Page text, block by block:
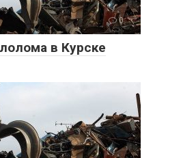
0
в Курске